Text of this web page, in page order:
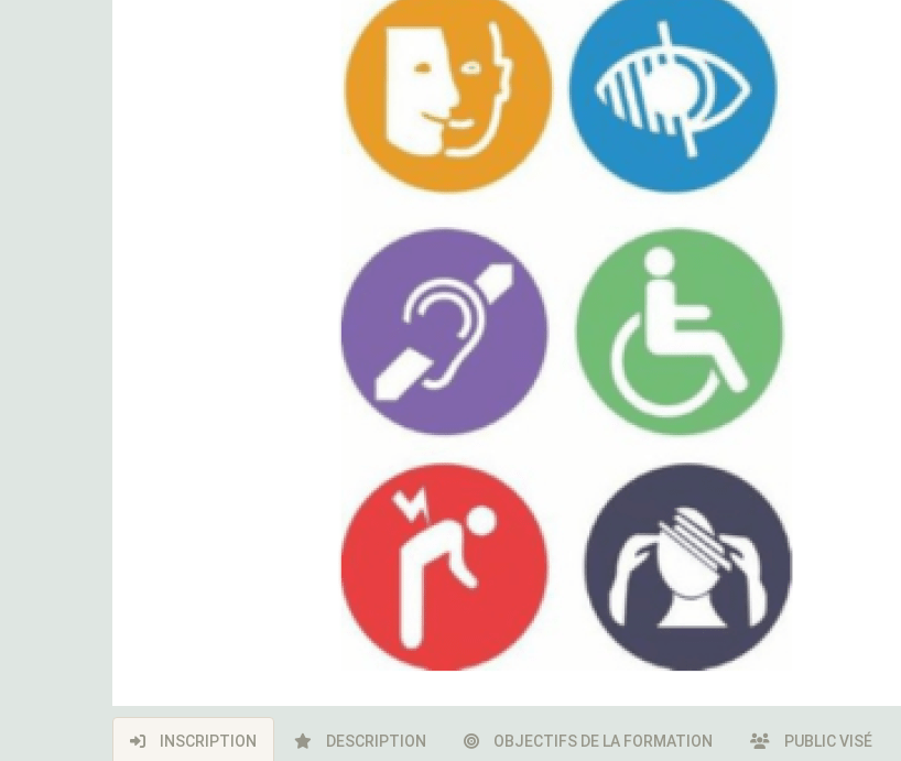
INSCRIPTION DESCRIPTION OBJECTIFS DE LA FORMATION PUBLIC VISÉ